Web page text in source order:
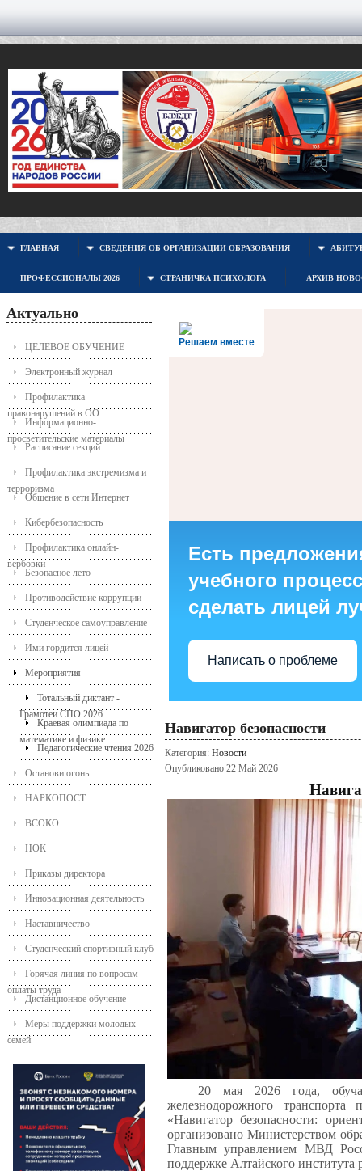
ГЛАВНАЯ СВЕДЕНИЯ ОБ ОРГАНИЗАЦИИ ОБРАЗОВАНИЯ
ПРОФЕССИОНАЛЫ 2026 СТРАНИЧКА ПСИХОЛОГА АРХИВ
Актуально
ЦЕЛЕВОЕ ОБУЧЕНИЕ
Электронный журнал
Профилактика
правонарушений в ОО
Информационно-
просветительские материалы
Расписание секций
Профилактика экстремизма и
терроризма
Общение в сети Интернет
Кибербезопасность
Профилактика онлайн-
вербовки
Безопасное лето
Противодействие коррупции
Студенческое самоуправление
Ими гордится лицей
Мероприятия
Тотальный диктант -
Грамотеи СПО 2026
Краевая олимпиада по
математике и физике
Педагогические чтения 2026
Останови огонь
НАРКОПОСТ
ВСОКО
НОК
Приказы директора
Инновационная деятельность
Наставничество
Студенческий спортивный клуб
Горячая линия по вопросам
оплаты труда
Дистанционное обучение
Меры поддержки молодых
семей
Решаем вместе
Есть
учебного
сделать лицей
Написать о проблеме
Навигатор безопасности
Категория: Новости
Опубликовано 22 Май 2026
20 мая 2026 года,
железнодорожного
«Навигатор безопасности:
организовано Министерством
Главным управлением МВД
поддержке Алтайского